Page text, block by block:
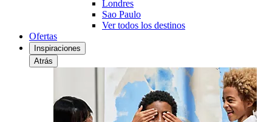
Londres
Sao Paulo
Ver todos los destinos
Ofertas
Inspiraciones
Atrás